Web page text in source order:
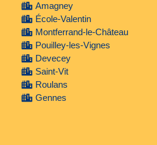
Amagney
École-Valentin
Montferrand-le-Château
Pouilley-les-Vignes
Devecey
Saint-Vit
Roulans
Gennes